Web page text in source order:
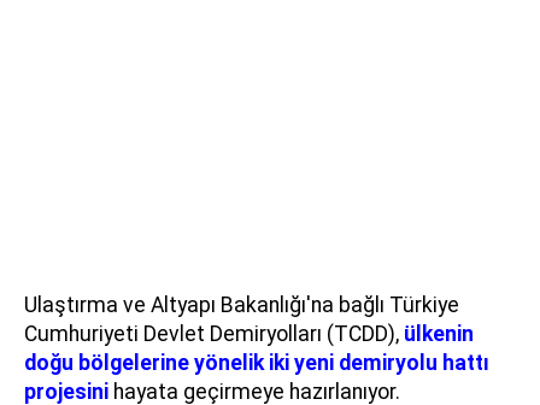
Ulaştırma ve Altyapı Bakanlığı'na bağlı Türkiye
Cumhuriyeti Devlet Demiryolları (TCDD), ülkenin
doğu bölgelerine yönelik iki yeni demiryolu hattı
projesini hayata geçirmeye hazırlanıyor.